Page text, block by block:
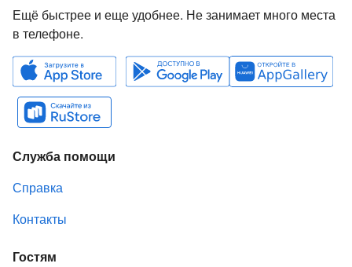
Ещё быстрее и еще удобнее. Не занимает много места
в телефоне.
Служба помощи
Справка
Контакты
Гостям